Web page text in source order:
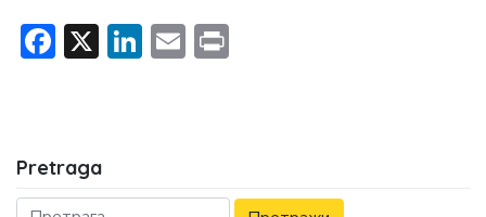
Facebook
X LinkedIn
Email
Pretraga